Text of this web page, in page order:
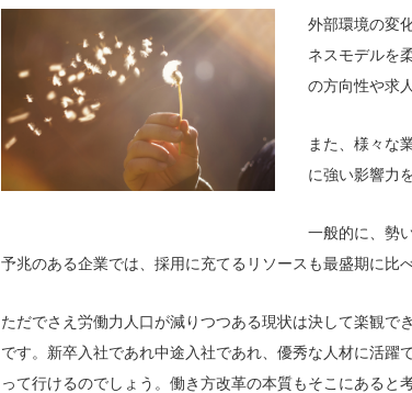
外部環境の変
ネスモデルを
の方向性や求
また、様々な
に強い影響力
一般的に、勢
予兆のある企業では、採用に充てるリソースも最盛期に比
ただでさえ労働力人口が減りつつある現状は決して楽観
です。新卒入社であれ中途入社であれ、優秀な人材に活
って行けるのでしょう。働き方改革の本質もそこにあると